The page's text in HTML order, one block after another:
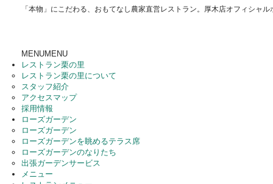
「本物」にこだわる、おもてなし農家直営レストラン。厚木店オフィシャル
MENUMENU
レストラン栗の里
レストラン栗の里について
スタッフ紹介
アクセスマップ
採用情報
ローズガーデン
ローズガーデン
ローズガーデンを眺めるテラス席
ローズガーデンのなりたち
出張ガーデンサービス
メニュー